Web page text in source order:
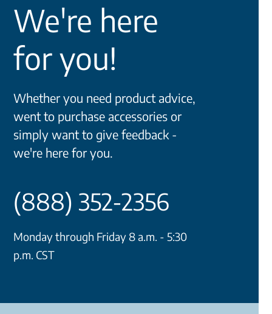
We're here
for you!
Whether you need product advice,
went to purchase accessories or
simply want to give feedback -
we're here for you.
(888) 352-2356
Monday through Friday 8 a.m. - 5:30
p.m. CST